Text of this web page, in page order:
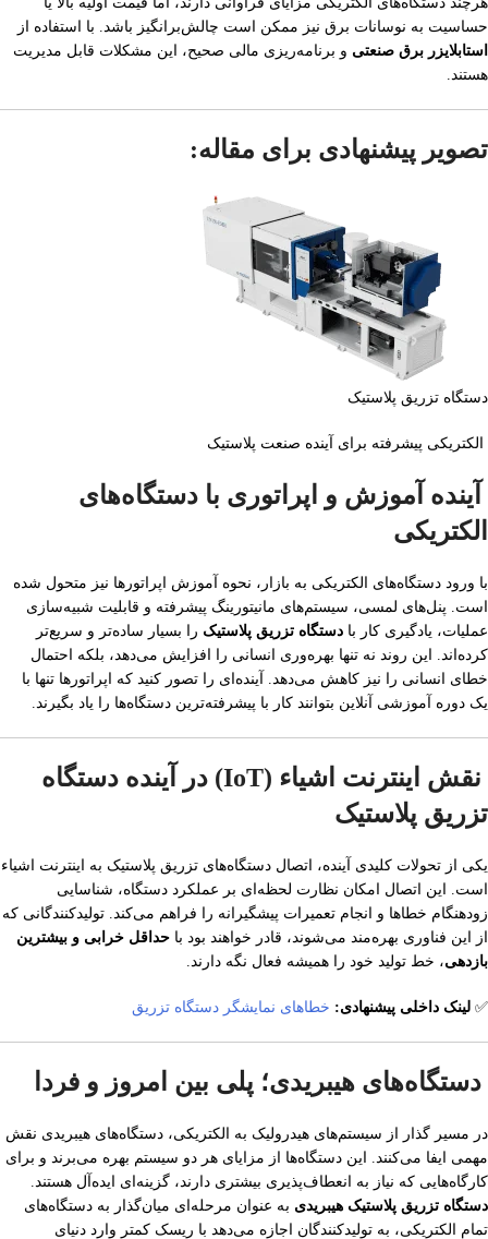
حساسیت به نوسانات برق نیز ممکن است چالش‌برانگیز باشد. با استفاده از
استابلایزر برق صنعتی و برنامه‌ریزی مالی صحیح، این مشکلات قابل مدیریت
هستند.
تصویر پیشنهادی برای مقاله:
دستگاه تزریق پلاستیک
الکتریکی پیشرفته برای آینده صنعت پلاستیک
آینده آموزش و اپراتوری با دستگاه‌های
الکتریکی
با ورود دستگاه‌های الکتریکی به بازار، نحوه آموزش اپراتورها نیز متحول شده
است. پنل‌های لمسی، سیستم‌های مانیتورینگ پیشرفته و قابلیت شبیه‌سازی
عملیات، یادگیری کار با دستگاه تزریق پلاستیک را بسیار ساده‌تر و سریع‌تر
کرده‌اند. این روند نه تنها بهره‌وری انسانی را افزایش می‌دهد، بلکه احتمال
خطای انسانی را نیز کاهش می‌دهد. آینده‌ای را تصور کنید که اپراتورها تنها با
یک دوره آموزشی آنلاین بتوانند کار با پیشرفته‌ترین دستگاه‌ها را یاد بگیرند.
نقش اینترنت اشیاء (IoT) در آینده دستگاه
تزریق پلاستیک
یکی از تحولات کلیدی آینده، اتصال دستگاه‌های تزریق پلاستیک به اینترنت اشیاء
است. این اتصال امکان نظارت لحظه‌ای بر عملکرد دستگاه، شناسایی
زودهنگام خطاها و انجام تعمیرات پیشگیرانه را فراهم می‌کند. تولیدکنندگانی که
از این فناوری بهره‌مند می‌شوند، قادر خواهند بود با حداقل خرابی و بیشترین
بازدهی، خط تولید خود را همیشه فعال نگه دارند.
✅ لینک داخلی پیشنهادی: خطاهای نمایشگر دستگاه تزریق
دستگاه‌های هیبریدی؛ پلی بین امروز و فردا
در مسیر گذار از سیستم‌های هیدرولیک به الکتریکی، دستگاه‌های هیبریدی نقش
مهمی ایفا می‌کنند. این دستگاه‌ها از مزایای هر دو سیستم بهره می‌برند و برای
کارگاه‌هایی که نیاز به انعطاف‌پذیری بیشتری دارند، گزینه‌ای ایده‌آل هستند.
دستگاه تزریق پلاستیک هیبریدی به عنوان مرحله‌ای میان‌گذار به دستگاه‌های
تمام الکتریکی، به تولیدکنندگان اجازه می‌دهد با ریسک کمتر وارد دنیای